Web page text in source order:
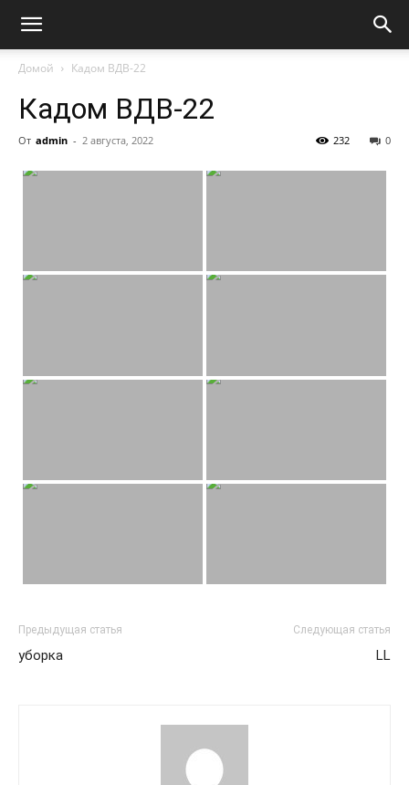
Домой Кадом ВДВ-22
Кадом ВДВ-22
От admin - 2 августа, 2022 0
232
Предыдущая статья
уборка
Следующая статья
LL